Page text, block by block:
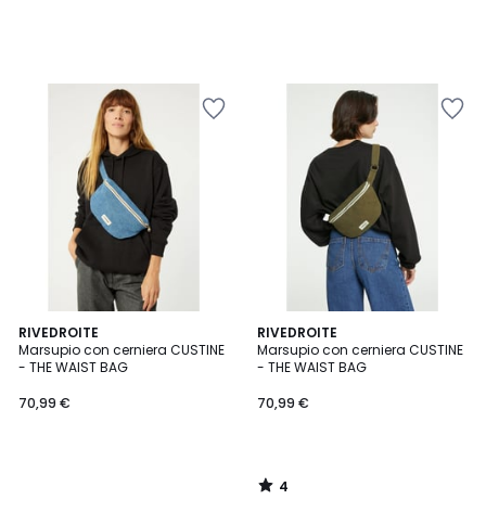
RIVEDROITE
Marsupio con cerniera CUSTINE
- THE WAIST BAG
70,99 €
RIVEDROITE
Marsupio con cerniera CUSTINE
- THE WAIST BAG
70,99 €
4
/
5
4
/